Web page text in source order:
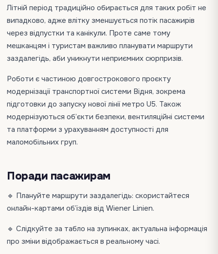
Літній період традиційно обирається для таких робіт не
випадково, адже влітку зменшується потік пасажирів
через відпустки та канікули. Проте саме тому
мешканцям і туристам важливо планувати маршрути
заздалегідь, аби уникнути неприємних сюрпризів.
Роботи є частиною довгострокового проєкту
модернізації транспортної системи Відня, зокрема
підготовки до запуску нової лінії метро U5. Також
модернізуються об’єкти безпеки, вентиляційні системи
та платформи з урахуванням доступності для
маломобільних груп.
Поради пасажирам
🔹 Плануйте маршрути заздалегідь: скористайтеся
онлайн-картами об’їздів від Wiener Linien.
🔹 Слідкуйте за табло на зупинках, актуальна інформація
про зміни відображається в реальному часі.